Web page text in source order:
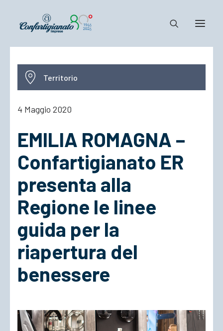
Notizie e Documenti
Confartigianato
Cosa Facciamo
ACCEDI
Territorio
4 Maggio 2020
EMILIA ROMAGNA –
Confartigianato ER
presenta alla
Regione le linee
guida per la
riapertura del
benessere